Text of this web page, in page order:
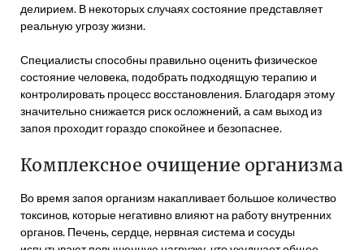
делирием. В некоторых случаях состояние представляет
реальную угрозу жизни.
Специалисты способны правильно оценить физическое
состояние человека, подобрать подходящую терапию и
контролировать процесс восстановления. Благодаря этому
значительно снижается риск осложнений, а сам выход из
запоя проходит гораздо спокойнее и безопаснее.
Комплексное очищение организма
Во время запоя организм накапливает большое количество
токсинов, которые негативно влияют на работу внутренних
органов. Печень, сердце, нервная система и сосуды